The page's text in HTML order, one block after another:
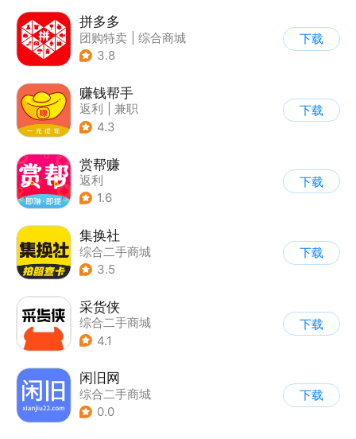
拼多多
团购特卖
综合商城
3.8
下载
赚钱帮手
返利
兼职
4.3
下载
赏帮赚
返利
1.6
下载
集换社
综合二手商城
3.5
下载
采货侠
综合二手商城
4.1
下载
闲旧网
综合二手商城
0.0
下载